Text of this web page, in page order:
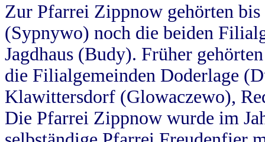
Zur Pfarrei Zippnow gehörten
(Sypnywo) noch die beiden
Jagdhaus (Budy). Früher
die Filialgemeinden Doderlage
Klawittersdorf (Glowaczewo),
Die Pfarrei Zippnow wurde im